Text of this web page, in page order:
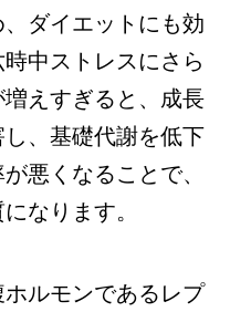
ダイエットにも効
中ストレスにさら
えすぎると、成長
、基礎代謝を低下
悪くなることで、
なります。
ルモンであるレプ